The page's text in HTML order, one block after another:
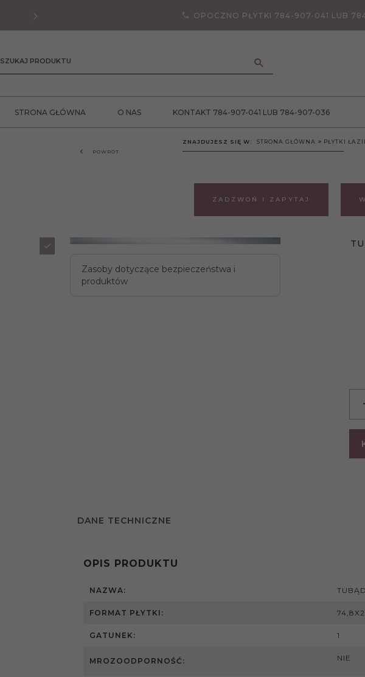
OPOCZNO PŁYTKI 784-907-041 LUB
SZUKAJ PRODUKTU
STRONA GŁÓWNA O NAS KONTAKT 784-907-041 LUB 784-907-036
POWRÓT
ZNAJDUJESZ SIĘ W: STRONA GŁÓWNA PŁYTKI
ZADZWOŃ I ZAPYTAJ
Zasoby dotyczące bezpieczeństwa i
produktów
DANE TECHNICZNE
OPIS PRODUKTU
NAZWA:
FORMAT PŁYTKI:
GATUNEK: 1
MROZOODPORNOŚĆ: NIE